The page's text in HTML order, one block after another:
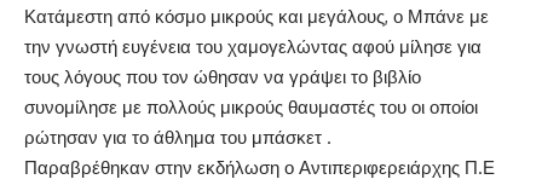
Κατάμεστη από κόσμο μικρούς και μεγάλους, ο Μπάνε με
την γνωστή ευγένεια του χαμογελώντας αφού μίλησε για
τους λόγους που τον ώθησαν να γράψει το βιβλίο
συνομίλησε με πολλούς μικρούς θαυμαστές του οι οποίοι
ρώτησαν για το άθλημα του μπάσκετ .
Παραβρέθηκαν στην εκδήλωση ο Αντιπεριφερειάρχης Π.Ε